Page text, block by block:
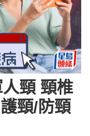
頸 頸椎
頸/防頸